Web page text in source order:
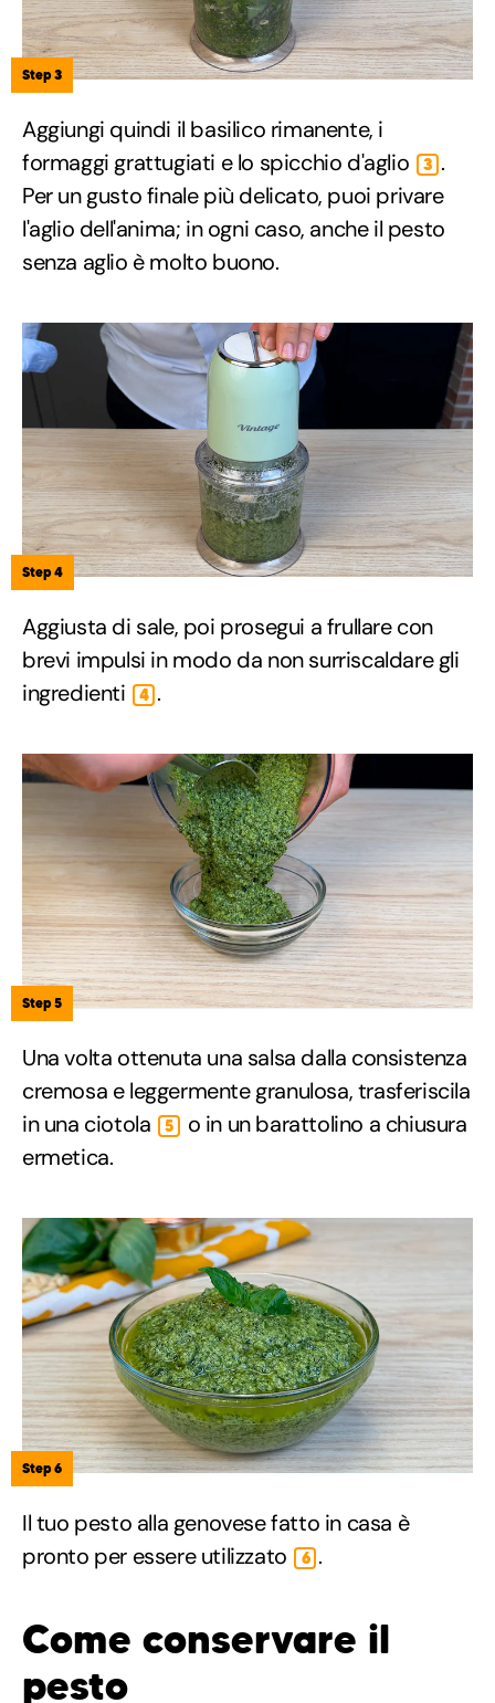
Step 3
Aggiungi quindi il basilico rimanente, i
formaggi grattugiati e lo spicchio d'aglio
3 .
Per un gusto finale più delicato, puoi privare
l'aglio dell'anima; in ogni caso, anche il pesto
senza aglio è molto buono.
Step 4
Aggiusta di sale, poi prosegui a frullare con
brevi impulsi in modo da non surriscaldare gli
ingredienti
4 .
Step 5
Una volta ottenuta una salsa dalla consistenza
cremosa e leggermente granulosa, trasferiscila
in una ciotola
5
o in un barattolino a chiusura
ermetica.
Step 6
Il tuo pesto alla genovese fatto in casa è
pronto per essere utilizzato
6 .
Come conservare il
pesto